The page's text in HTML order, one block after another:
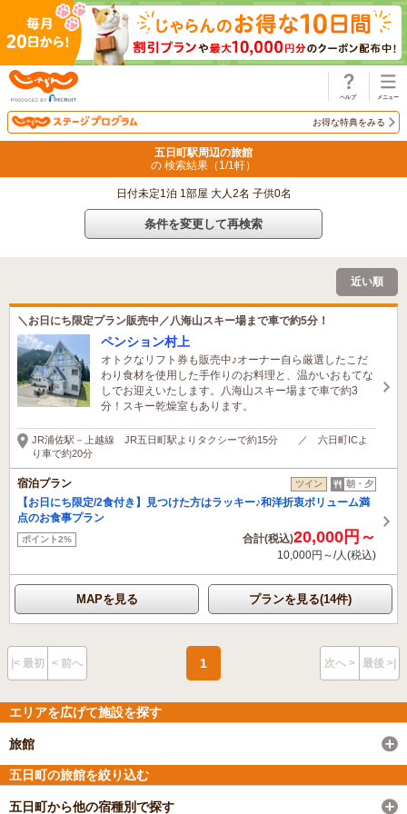
お得な特典をみる
五日町駅周辺の旅館
の 検索結果（ 1 /1 軒）
日付未定1泊 1部屋 大人2名 子供0名
条件を変更して再検索
近い順
＼お日にち限定プラン販売中／八海山スキー場まで車で約5分！
ペンション村上
オトクなリフト券も販売中♪オーナー自ら厳選したこだ
わり食材を使用した手作りのお料理と、温かいおもてな
しでお迎えいたします。八海山スキー場まで車で約3
分！スキー乾燥室もあります。
JR浦佐駅－上越線 JR五日町駅よりタクシーで約15分 ／ 六日町ICよ
り車で約20分
宿泊プラン ツイン 朝・夕
【お日にち限定/2食付き】見つけた方はラッキー♪和洋折衷ボリューム満
点のお食事プラン
ポイント2% 合計(税込)20,000円～
10,000円～/人(税込)
MAPを見る プランを見る(14件)
|< 最初 < 前へ 1 次へ > 最後 >|
エリアを広げて施設を探す
旅館
五日町の旅館を絞り込む
五日町から他の宿種別で探す